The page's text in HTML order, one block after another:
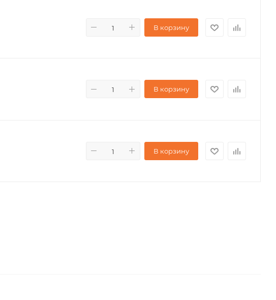
В корзину
В корзину
В корзину